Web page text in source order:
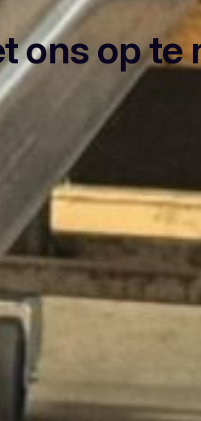
ons op te